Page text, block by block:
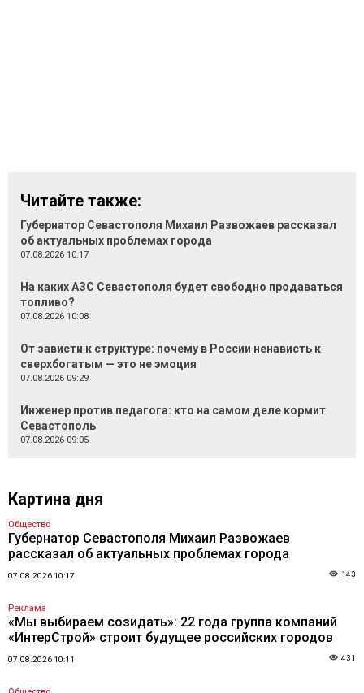
Читайте также:
Губернатор Севастополя Михаил Развожаев рассказал
об актуальных проблемах города
07.08.2026 10:17
На каких АЗС Севастополя будет свободно продаваться
топливо?
07.08.2026 10:08
От зависти к структуре: почему в России ненависть к
сверхбогатым — это не эмоция
07.08.2026 09:29
Инженер против педагога: кто на самом деле кормит
Севастополь
07.08.2026 09:05
Картина дня
Общество
Губернатор Севастополя Михаил Развожаев
рассказал об актуальных проблемах города
07.08.2026 10:17 143
Реклама
«Мы выбираем созидать»: 22 года группа компаний
«ИнтерСтрой» строит будущее российских городов
07.08.2026 10:11 431